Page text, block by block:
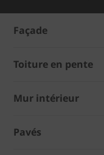
Façade
Toiture en pente
Mur intérieur
Pavés